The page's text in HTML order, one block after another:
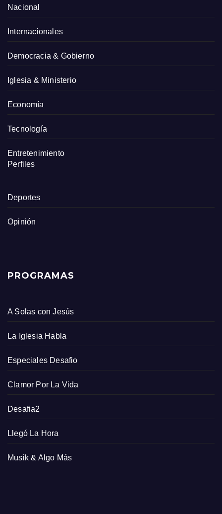
Nacional
Internacionales
Democracia & Gobierno
Iglesia & Ministerio
Economía
Tecnología
Entretenimiento
Perfiles
Deportes
Opinión
PROGRAMAS
A Solas con Jesús
La Iglesia Habla
Especiales Desafio
Clamor Por La Vida
Desafia2
Llegó La Hora
Musik & Algo Más